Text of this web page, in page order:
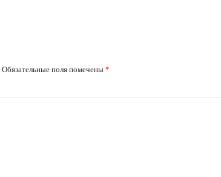
Обязательные поля помечены *